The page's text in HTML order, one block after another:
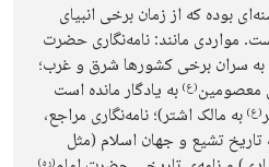
بوده که از زمان برخی انبیای
مواردی مانند: نامه‌نگاری حضرت
به سران برخی کشور‌ها شرق و غرب؛
معصومین(ع) به‌ یادگار مانده است
(ع) به مالک اشتر)؛ نامه‌نگاری مراجع،
تشیع و جهان اسلام (مثل